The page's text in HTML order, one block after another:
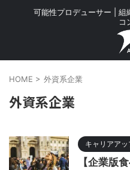
可能性プロデューサー | 組
コ
HOME > 外資系企業
外資系企業
キャリアアッ
【企業版